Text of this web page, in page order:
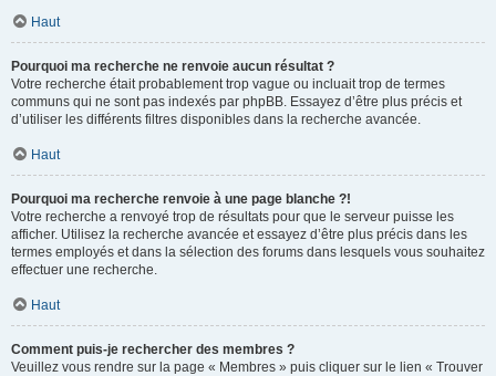
Haut
Pourquoi ma recherche ne renvoie aucun résultat ?
Votre recherche était probablement trop vague ou incluait trop de termes
communs qui ne sont pas indexés par phpBB. Essayez d’être plus précis et
d’utiliser les différents filtres disponibles dans la recherche avancée.
Haut
Pourquoi ma recherche renvoie à une page blanche ?!
Votre recherche a renvoyé trop de résultats pour que le serveur puisse les
afficher. Utilisez la recherche avancée et essayez d’être plus précis dans les
termes employés et dans la sélection des forums dans lesquels vous souhaitez
effectuer une recherche.
Haut
Comment puis-je rechercher des membres ?
Veuillez vous rendre sur la page « Membres » puis cliquer sur le lien « Trouver